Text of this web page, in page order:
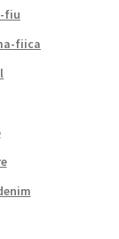
fiu
fiica